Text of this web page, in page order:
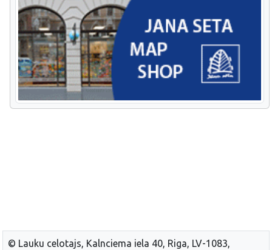
© Lauku celotajs, Kalnciema iela 40, Riga, LV-1083,